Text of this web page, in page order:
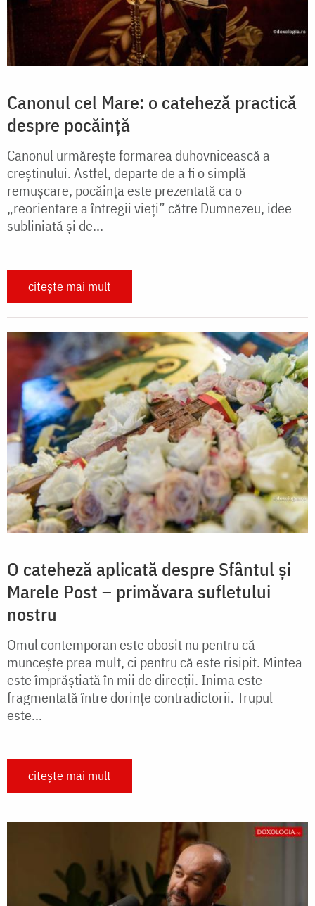
Canonul cel Mare: o cateheză practică
despre pocăință
Canonul urmărește formarea duhovnicească a
creștinului. Astfel, departe de a fi o simplă
remușcare, pocăința este prezentată ca o
„reorientare a întregii vieți” către Dumnezeu, idee
subliniată și de...
citește mai mult
O cateheză aplicată despre Sfântul și
Marele Post – primăvara sufletului
nostru
Omul contemporan este obosit nu pentru că
muncește prea mult, ci pentru că este risipit. Mintea
este împrăștiată în mii de direcții. Inima este
fragmentată între dorințe contradictorii. Trupul
este...
citește mai mult